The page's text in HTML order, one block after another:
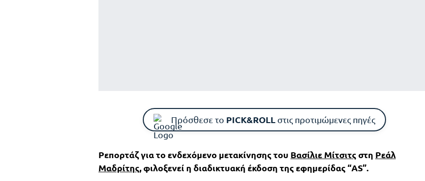
Πρόσθεσε το PICK&ROLLστις προτιμώμενες πηγές
Ρεπορτάζ για το ενδεχόμενο μετακίνησης του Βασίλιε Μίτσιτςστη Ρεάλ
Μαδρίτης, φιλοξενεί η διαδικτυακή έκδοση της εφημερίδας “AS”.